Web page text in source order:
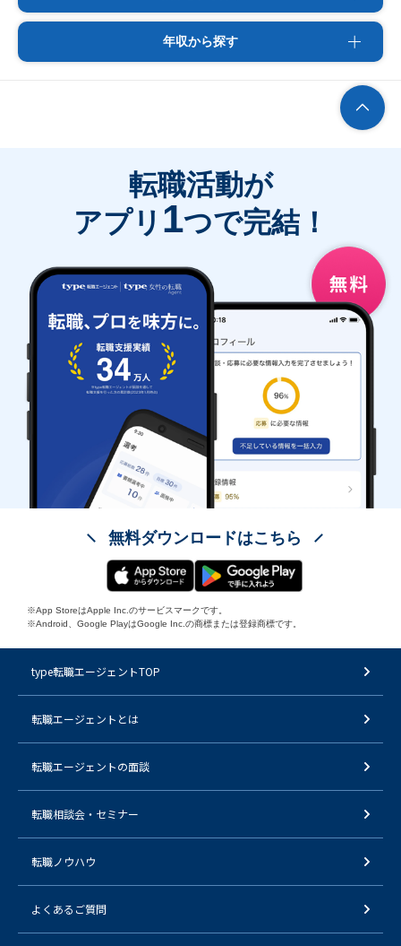
年収から探す
転職活動が
アプリ 1つで完結！
無料ダウンロードはこちら
※App StoreはApple Inc.のサービスマークです。
※Android、Google PlayはGoogle Inc.の商標または登録商標です。
type転職エージェントTOP
転職エージェントとは
転職エージェントの面談
転職相談会・セミナー
転職ノウハウ
よくあるご質問